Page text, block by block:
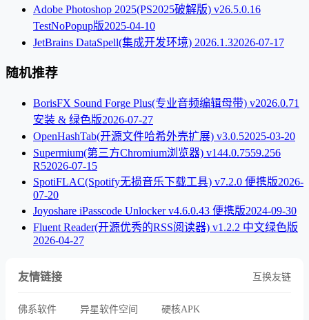
Adobe Photoshop 2025(PS2025破解版) v26.5.0.16
TestNoPopup版2025-04-10
JetBrains DataSpell(集成开发环境) 2026.1.32026-07-17
随机推荐
BorisFX Sound Forge Plus(专业音频编辑母带) v2026.0.71
安装 & 绿色版2026-07-27
OpenHashTab(开源文件哈希外壳扩展) v3.0.52025-03-20
Supermium(第三方Chromium浏览器) v144.0.7559.256
R52026-07-15
SpotiFLAC(Spotify无损音乐下载工具) v7.2.0 便携版2026-
07-20
Joyoshare iPasscode Unlocker v4.6.0.43 便携版2024-09-30
Fluent Reader(开源优秀的RSS阅读器) v1.2.2 中文绿色版
2026-04-27
友情链接 互换友链
佛系软件 异星软件空间 硬核APK